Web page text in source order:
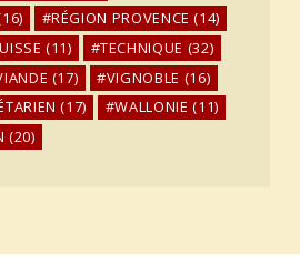
RÉGION PROVENCE (14)
(11) TECHNIQUE (32)
(17) VIGNOBLE (16)
(17) WALLONIE (11)
(20)